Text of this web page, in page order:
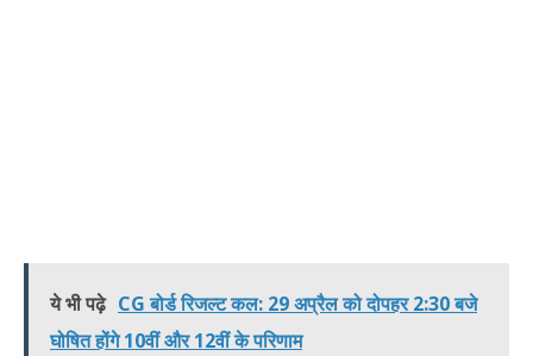
ये भी पढ़े CG बोर्ड रिजल्ट कल: 29 अप्रैल को दोपहर 2:30 बजे
घोषित होंगे 10वीं और 12वीं के परिणाम